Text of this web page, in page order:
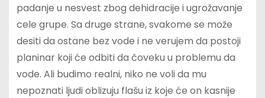
padanje u nesvest zbog dehidracije i ugrožavanje
cele grupe. Sa druge strane, svakome se može
desiti da ostane bez vode i ne verujem da postoji
planinar koji će odbiti da čoveku u problemu da
vode. Ali budimo realni, niko ne voli da mu
nepoznati ljudi oblizuju flašu iz koje će on kasnije